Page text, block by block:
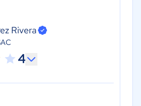
Rivera
4